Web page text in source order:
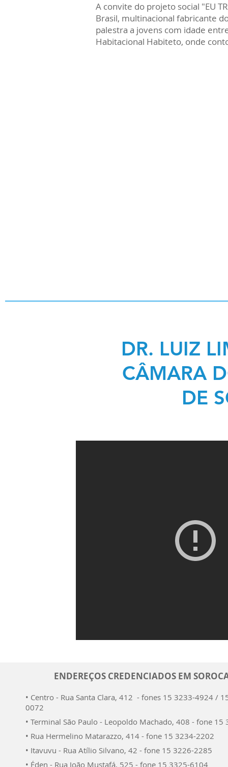
A convite do projeto social "EU
Brasil, multinacional fabricante
palestra a jovens com idade
Habitacional Habiteto, onde
DR. LUIZ
CÂMARA
DE
ENDEREÇOS CREDENCIADOS EM
• Centro - Rua Santa Clara, 412 - fones 15 3233-4924 /
0072
• Terminal São Paulo - Leopoldo Machado, 408 - fone 15
• Rua Hermelino Matarazzo, 414 - fone 15 3234-2202
• Itavuvu - Rua Atílio Silvano, 42 - fone 15 3226-2285
• Éden - Rua João Mustafá, 525 - fone 15 3325-6104